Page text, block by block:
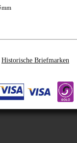
Historische Briefmarken